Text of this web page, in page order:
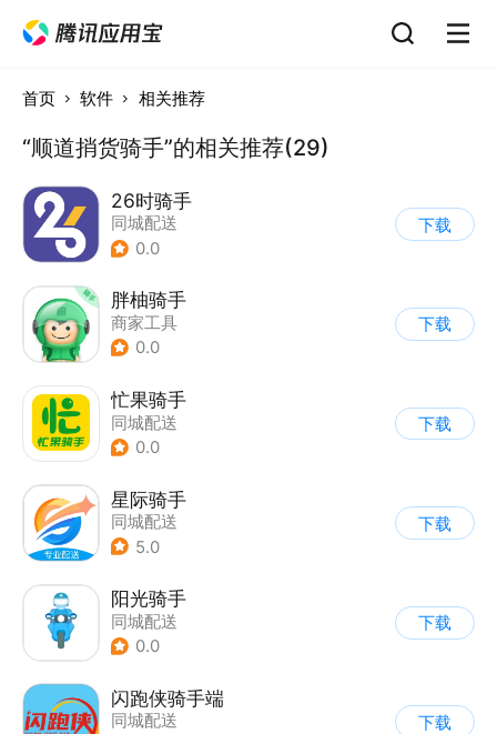
首页 软件 相关推荐
“顺道捎货骑手”的相关推荐(29)
26时骑手
同城配送
0.0
下载
胖柚骑手
商家工具
0.0
下载
忙果骑手
同城配送
0.0
下载
星际骑手
同城配送
5.0
下载
阳光骑手
同城配送
0.0
下载
闪跑侠骑手端
同城配送
下载